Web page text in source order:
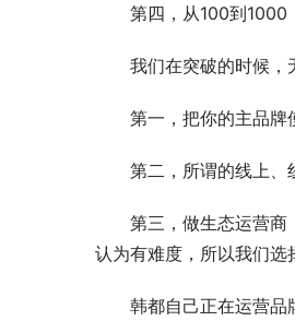
第四，从100到1000
我们在突破的时候，
第一，把你的主品牌
第二，所谓的线上、
第三，做生态运营商
认为有难度，所以我们选
韩都自己正在运营品